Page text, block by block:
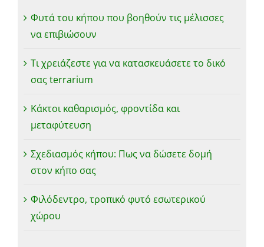
Φυτά του κήπου που βοηθούν τις μέλισσες
να επιβιώσουν
Τι χρειάζεστε για να κατασκευάσετε το δικό
σας terrarium
Κάκτοι καθαρισμός, φροντίδα και
μεταφύτευση
Σχεδιασμός κήπου: Πως να δώσετε δομή
στον κήπο σας
Φιλόδεντρο, τροπικό φυτό εσωτερικού
χώρου